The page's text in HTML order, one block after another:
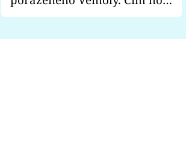
fanoušci naštvali?